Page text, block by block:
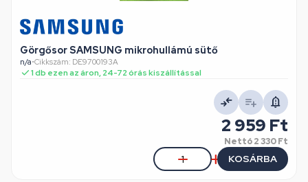
Görgősor SAMSUNG mikrohullámú sütő
n/a•Cikkszám: DE9700193A
1 db ezen az áron, 24-72 órás kiszállítással
2 959 Ft
Nettó2 330 Ft
KOSÁRBA